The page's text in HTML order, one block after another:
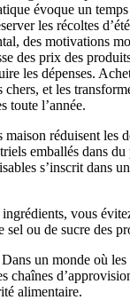
évoque un
les récoltes
des motivations
des prix des
les dépenses.
et les
toute l’année.
réduisent les
emballés dans
s’inscrit dans
vous
sel ou de sucre des
un monde où les
chaînes
alimentaire.